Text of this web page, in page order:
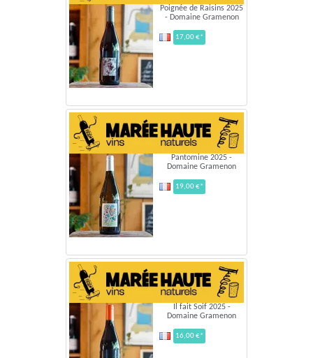
Poignée de Raisins 2025
- Domaine Gramenon
17,00 €*
Pantomine 2025 -
Domaine Gramenon
19,00 €*
Il fait Soif 2025 -
Domaine Gramenon
16,00 €*